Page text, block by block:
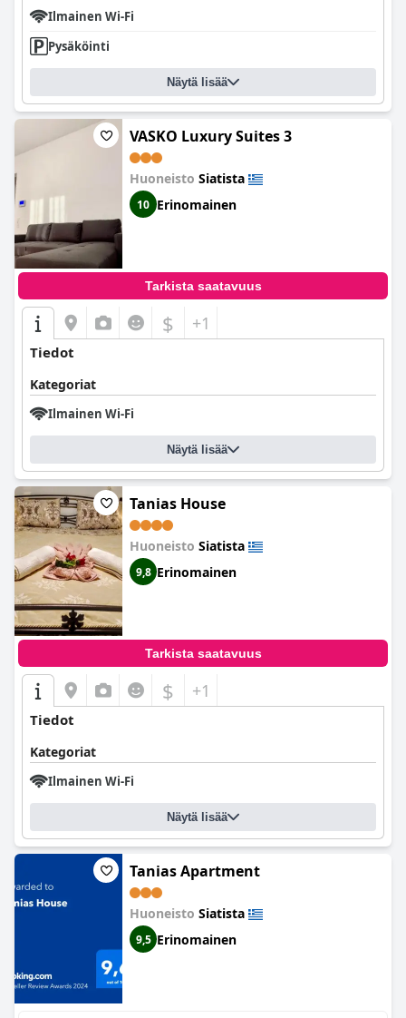
Ilmainen Wi-Fi
Pysäköinti
Näytä lisää
VASKO Luxury Suites 3
Huoneisto Siatista
10 Erinomainen
Tarkista saatavuus
$ +1
Tiedot
Kategoriat
Ilmainen Wi-Fi
Näytä lisää
Tanias House
Huoneisto Siatista
9,8 Erinomainen
Tarkista saatavuus
$ +1
Tiedot
Kategoriat
Ilmainen Wi-Fi
Näytä lisää
Tanias Apartment
Huoneisto Siatista
9,5 Erinomainen